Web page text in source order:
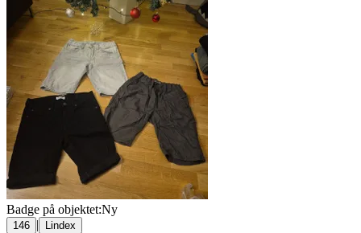
Badge på objektet:Ny
146 | Lindex